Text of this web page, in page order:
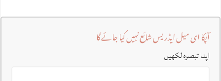
آپکا ای میل ایڈریس شائع نہیں کیا جائے گا
اپنا تبصرہ لکھیں